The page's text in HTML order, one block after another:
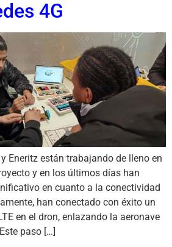
4G
Eneritz están trabajando de lleno en
y en los últimos días han
en cuanto a la conectividad
han conectado con éxito un
en el dron, enlazando la aeronave
paso […]